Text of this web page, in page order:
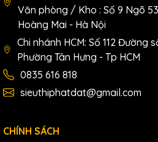
Văn phòng / Kho : Số 9 Ngõ
Hoàng Mai - Hà Nội
Chi nhánh HCM: Số 112 Đường
Phường Tân Hưng - Tp HCM
0835 616 818
sieuthiphatdat@gmail.com
CHÍNH SÁCH